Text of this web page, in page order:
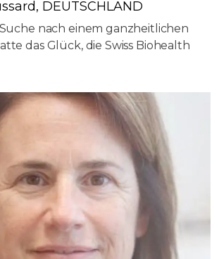
DEUTSCHLAND
nach einem ganzheitlichen
das Glück, die Swiss Biohealth